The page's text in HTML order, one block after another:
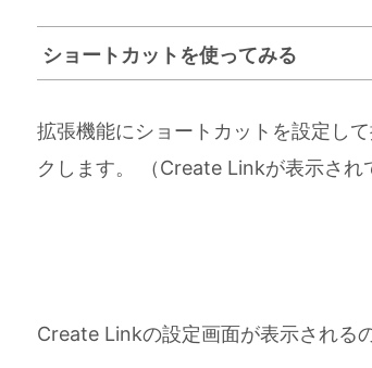
ショートカットを使ってみる
拡張機能にショートカットを設定し
クします。 （Create Linkが表示さ
Create Linkの設定画面が表示される